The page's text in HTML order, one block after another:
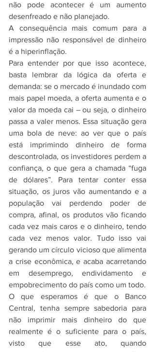
não pode acontecer é um aumento
desenfreado e não planejado.
A consequência mais comum para a
impressão não responsável de dinheiro
é a hiperinflação.
Para entender por que isso acontece,
basta lembrar da lógica da oferta e
demanda: se o mercado é inundado com
mais papel moeda, a oferta aumenta e o
valor da moeda cai – ou seja, o dinheiro
passa a valer menos. Essa situação gera
uma bola de neve: ao ver que o país
está imprimindo dinheiro de forma
descontrolada, os investidores perdem a
confiança, o que gera a chamada “fuga
de dólares”. Para tentar conter essa
situação, os juros vão aumentando e a
população vai perdendo poder de
compra, afinal, os produtos vão ficando
cada vez mais caros e o dinheiro, tendo
cada vez menos valor. Tudo isso vai
gerando um círculo vicioso que alimenta
a crise econômica, e acaba acarretando
em desemprego, endividamento e
empobrecimento do país como um todo.
O que esperamos é que o Banco
Central, tenha sempre sabedoria para
não imprimir mais dinheiro do que
realmente é o suficiente para o país,
visto que esse ato, quando